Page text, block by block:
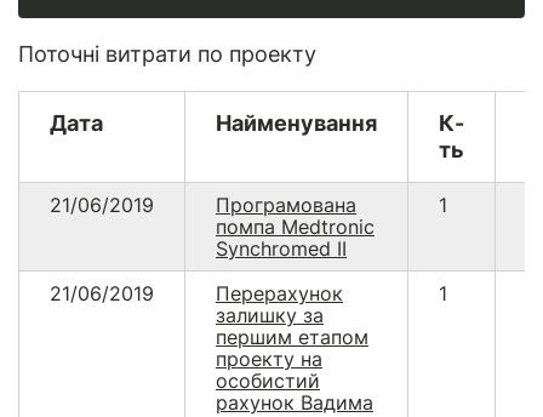
Поточні витрати по проекту
Дата Найменування
К-
ть
21/06/2019
Програмована
помпа Medtronic
Synchromed II
1
21/06/2019
Перерахунок
залишку за
першим етапом
проекту на
особистий
рахунок Вадима
1